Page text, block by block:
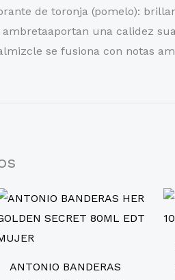
de toronja (pomelo):
una calidez
se fusiona con notas
ANTONIO BANDERAS